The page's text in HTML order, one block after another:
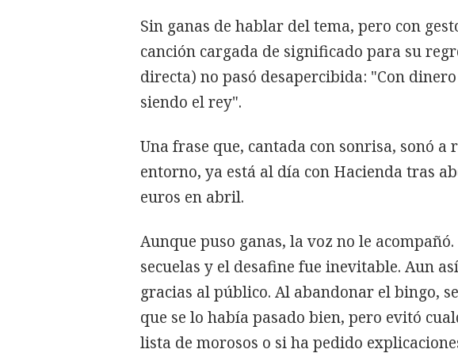
Sin ganas de hablar del tema, pero con
canción cargada de significado para su
directa) no pasó desapercibida: "Con
siendo el rey".
Una frase que, cantada con sonrisa, sonó a
entorno, ya está al día con Hacienda tras
euros en abril.
Aunque puso ganas, la voz no le
secuelas y el desafine fue inevitable. Aun
gracias al público. Al abandonar el bingo,
que se lo había pasado bien, pero evitó
lista de morosos o si ha pedido